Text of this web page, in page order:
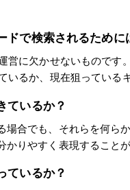
ドで検索されるために
営に欠かせないものです。
いるか、現在狙っている
ているか？
場合でも、それらを何ら
かりやすく表現すること
ているか？